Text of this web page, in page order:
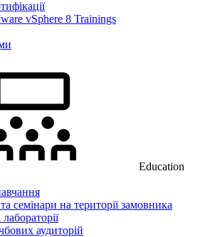
vSphere 8 Trainings
Education
семінари на території замовника
аудиторій